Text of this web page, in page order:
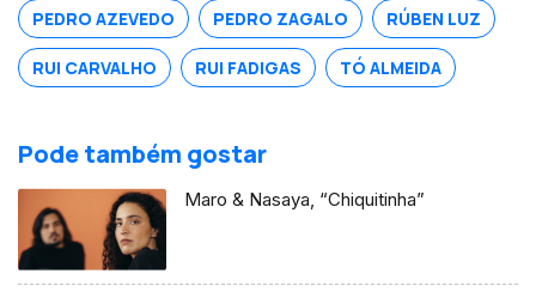
PEDRO AZEVEDO PEDRO ZAGALO RÚBEN LUZ
RUI CARVALHO RUI FADIGAS TÓ ALMEIDA
Pode também gostar
Maro & Nasaya, “Chiquitinha”